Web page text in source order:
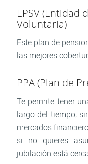
EPSV (Entidad
Voluntaria)
Este plan de
las mejores
PPA (Plan de
Te permite tener
largo del tiempo,
mercados
si no quieres
jubilación está